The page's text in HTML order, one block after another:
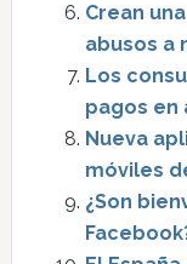
Crean
abusos a
Los
pagos en
Nueva
móviles
¿Son